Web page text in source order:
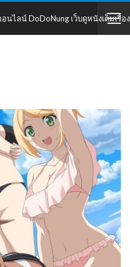
ไลน์ DoDoNung เว็บดูหนังเต็มเรื่อง